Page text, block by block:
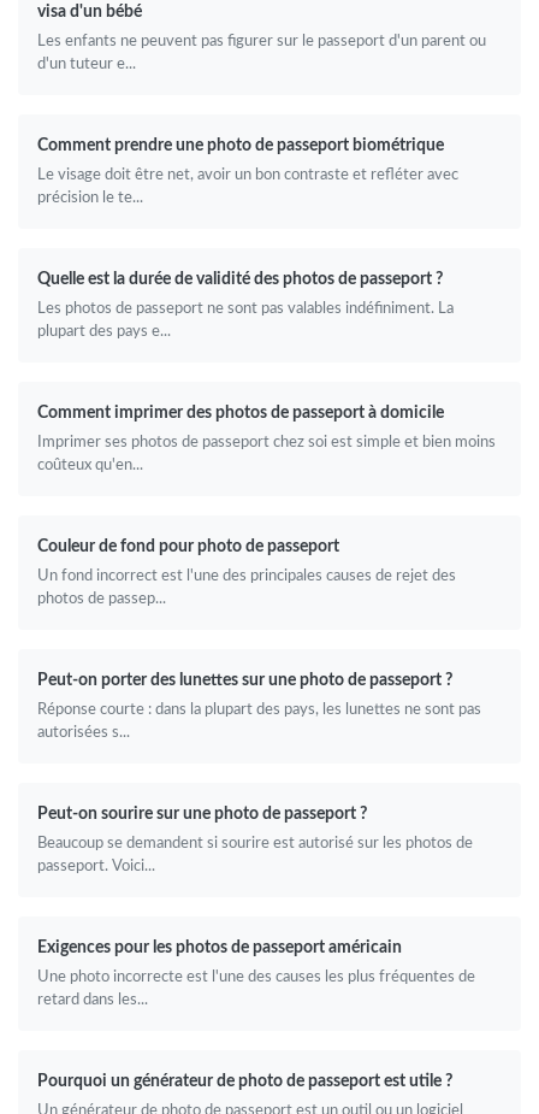
visa d'un bébé
Les enfants ne peuvent pas figurer sur le passeport d'un parent ou
d'un tuteur e...
Comment prendre une photo de passeport biométrique
Le visage doit être net, avoir un bon contraste et refléter avec
précision le te...
Quelle est la durée de validité des photos de passeport ?
Les photos de passeport ne sont pas valables indéfiniment. La
plupart des pays e...
Comment imprimer des photos de passeport à domicile
Imprimer ses photos de passeport chez soi est simple et bien moins
coûteux qu'en...
Couleur de fond pour photo de passeport
Un fond incorrect est l'une des principales causes de rejet des
photos de passep...
Peut-on porter des lunettes sur une photo de passeport ?
Réponse courte : dans la plupart des pays, les lunettes ne sont pas
autorisées s...
Peut-on sourire sur une photo de passeport ?
Beaucoup se demandent si sourire est autorisé sur les photos de
passeport. Voici...
Exigences pour les photos de passeport américain
Une photo incorrecte est l'une des causes les plus fréquentes de
retard dans les...
Pourquoi un générateur de photo de passeport est utile ?
Un générateur de photo de passeport est un outil ou un logiciel